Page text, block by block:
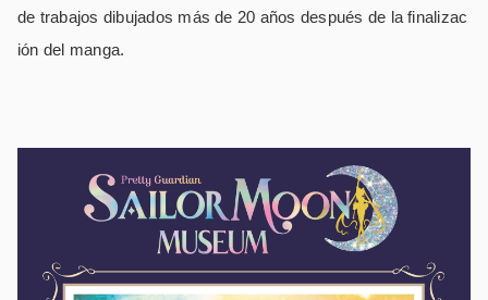
de trabajos dibujados más de 20 años después de la finalizac
ión del manga.